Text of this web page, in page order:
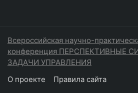
Всероссийская научно-
конференция ПЕРСПЕКТИВНЫЕ
ЗАДАЧИ УПРАВЛЕНИЯ
О проекте Правила сайта